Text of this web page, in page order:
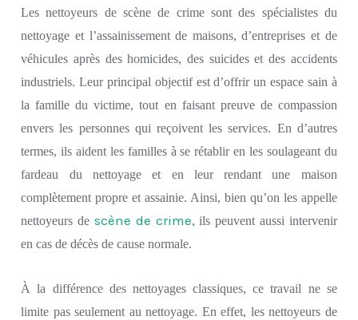
Les nettoyeurs de scène de crime sont des spécialistes du
nettoyage et l’assainissement de maisons, d’entreprises et de
véhicules après des homicides, des suicideset des accidents
industriels.Leur principal objectif est d’offrir un espace sain à
la famille du victime, tout en faisant preuve de compassion
envers les personnes qui reçoivent les services. En d’autres
termes, ils aident les familles à se rétablir en les soulageant du
fardeau du nettoyage et en leur rendant une maison
complètement propre et assainie. Ainsi, bien qu’on les appelle
nettoyeurs de scène de crime, ils peuvent aussi intervenir
en cas de décès de cause normale.
À la différence des nettoyages classiques,ce travail ne se
limite pas seulement aunettoyage. En effet, les nettoyeurs de